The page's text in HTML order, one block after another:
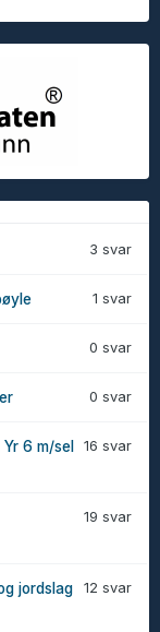
3 svar
1 svar
0 svar
0 svar
16 svar
6 m/sel
19 svar
12 svar
jordslag